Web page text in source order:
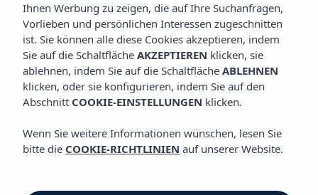
Steuer für Nachhaltigen Tourismus
Was ist die Steuer für Nachhaltigen Tourismus?
Seit dem 1. Juli 2016 wird die Steuer für Nachhaltigen Tourismus
auf alle Aufenthalte in touristischen Unterkünften auf den
Balearischen Inseln erhoben. Dank dieses Beitrags können
von Wasser und die Wasseraufbereitung zu verbessern, die
Umwelt zu schützen, Räume für die öffentliche Nutzung zu
Ihnen Werbung zu zeigen, die auf Ihre Suchanfragen,
Vorlieben und persönlichen Interessen zugeschnitten
ist. Sie können alle diese Cookies akzeptieren, indem
Sie auf die Schaltfläche AKZEPTIEREN klicken, sie
ablehnen, indem Sie auf die Schaltfläche ABLEHNEN
klicken, oder sie konfigurieren, indem Sie auf den
Abschnitt COOKIE-EINSTELLUNGEN klicken.
Wenn Sie weitere Informationen wünschen, lesen Sie
bitte die COOKIE-RICHTLINIEN auf unserer Website.